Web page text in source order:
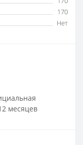
170
Нет
месяцев